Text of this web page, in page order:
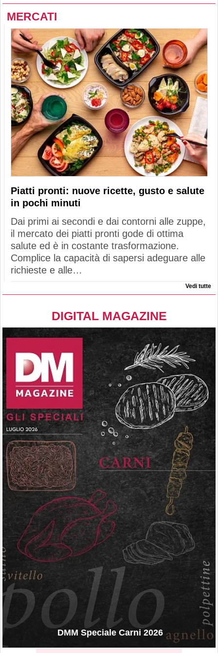
MERCATI
Piatti pronti: nuove ricette, gusto e salute
in pochi minuti
Dai primi ai secondi e dai contorni alle zuppe,
il mercato dei piatti pronti gode di ottima
salute ed è in costante trasformazione.
Complice la capacità di sapersi adeguare alle
richieste e alle…
Vedi tutte
DIGITAL MAGAZINE
DMM Speciale Carni 2026